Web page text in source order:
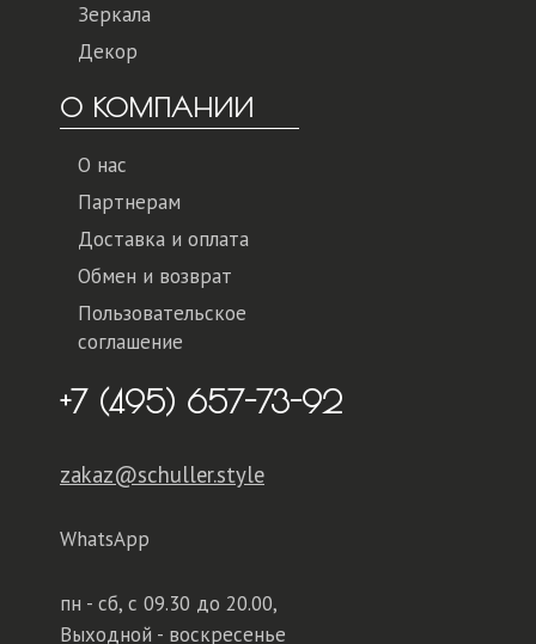
Зеркала
Декор
О КОМПАНИИ
О нас
Партнерам
Доставка и оплата
Обмен и возврат
Пользовательское
соглашение
+7 (495) 657-73-92
zakaz@schuller.style
WhatsApp
пн - сб, с 09.30 до 20.00,
Выходной - воскресенье